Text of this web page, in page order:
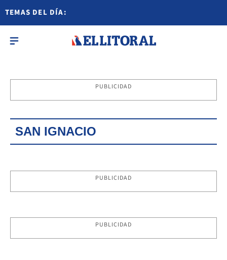
TEMAS DEL DÍA:
PUBLICIDAD
SAN IGNACIO
PUBLICIDAD
PUBLICIDAD